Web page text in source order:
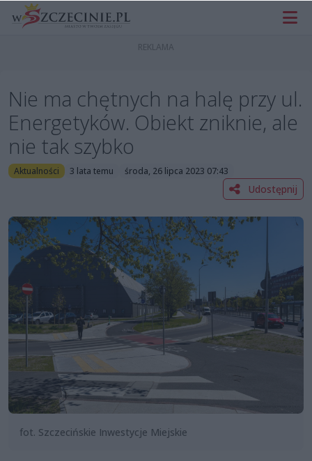
Nie ma chętnych na halę przy ul.
Energetyków. Obiekt zniknie, ale
nie tak szybko
Aktualności 3 lata temu środa, 26 lipca 2023 07:43
Udostępnij
fot. Szczecińskie Inwestycje Miejskie